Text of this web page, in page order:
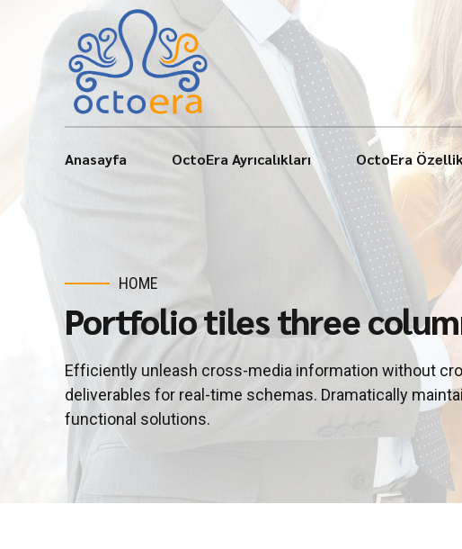
Anasayfa OctoEra Ayrıcalıkları OctoEra
HOME
Portfolio tiles three
Efficiently unleash cross-media information without
deliverables for real-time schemas. Dramatically
functional solutions.